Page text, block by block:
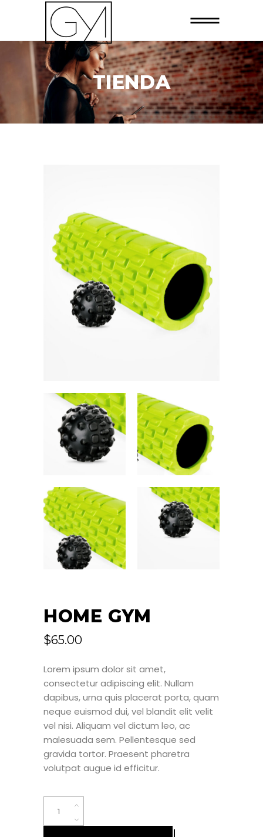
TIENDA
HOME GYM
$65.00
Lorem ipsum dolor sit amet,
consectetur adipiscing elit. Nullam
dapibus, urna quis placerat porta, quam
neque euismod dui, vel blandit elit velit
vel nisi. Aliquam vel dictum leo, ac
malesuada sem. Pellentesque sed
gravida tortor. Praesent pharetra
volutpat augue id efficitur.